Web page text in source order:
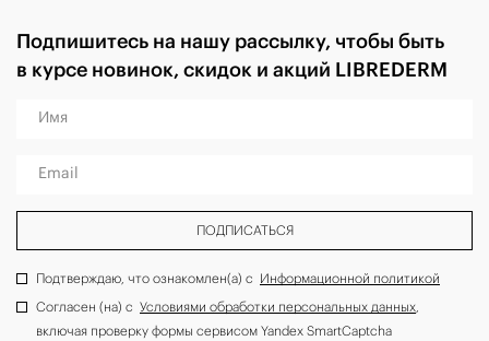
Подпишитесь на нашу рассылку, чтобы быть
в курсе новинок, скидок и акций LIBREDERM
Имя
Email
ПОДПИСАТЬСЯ
Подтверждаю, что ознакомлен(а) с Информационной политикой
Согласен (на) с Условиями обработки персональных данных,
включая проверку формы сервисом Yandex SmartCaptcha